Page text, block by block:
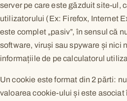
server pe care este găzduit site-ul,
utilizatorului (Ex: Firefox, Internet
este complet „pasiv”, în sensul că
software, viruși sau spyware și nici
informațiile de pe calculatorul
Un cookie este format din 2 părti:
valoarea cookie-ului și este asociat